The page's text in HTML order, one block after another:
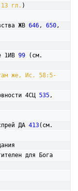
гл. )
ЖВ
646, 650
1ИВ
99
же, Ис. 58:5-
4СЦ
535
ДА
413